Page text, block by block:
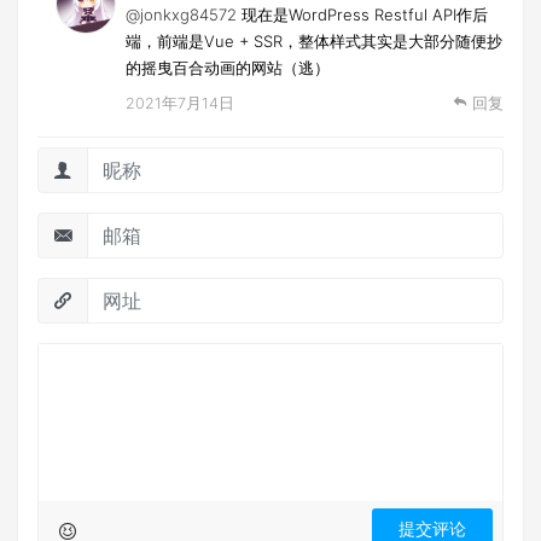
@jonkxg84572 现在是WordPress Restful API作后
端，前端是Vue + SSR，整体样式其实是大部分随便抄
的摇曳百合动画的网站（逃）
2021年7月14日 回复